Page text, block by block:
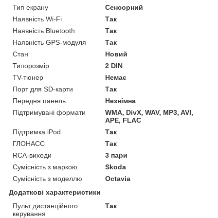
Тип екрану
Сенсорний
Наявність Wi-Fi
Так
Наявність Bluetooth
Так
Наявність GPS-модуля
Так
Стан
Новий
Типорозмір
2 DIN
TV-тюнер
Немає
Порт для SD-карти
Так
Передня панель
Незнімна
Підтримувані формати
WMA, DivX, WAV, MP3, AVI,
APE, FLAC
Підтримка iPod
Так
ГЛОНАСС
Так
RCA-виходи
3 пари
Сумісність з маркою
Skoda
Сумісність з моделлю
Octavia
Додаткові характеристики
Пульт дистанційного
керування
Так